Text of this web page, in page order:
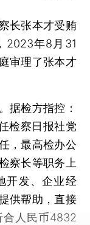
长张本才受贿
2023年8月31
审理了张本才
检方指控：
检察日报社党
，最高检办公
察长等职务上
开发、企业经
供帮助，直接
合人民币4832